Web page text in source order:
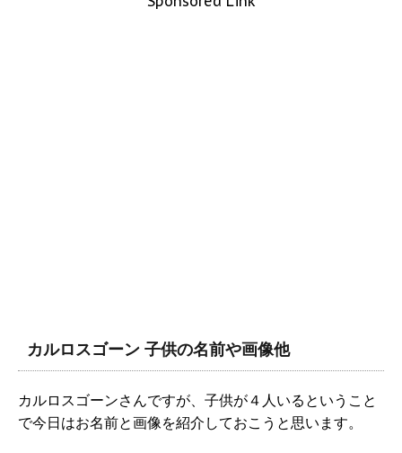
カルロスゴーン 子供の名前や画像他
カルロスゴーンさんですが、子供が４人いるということ
で今日はお名前と画像を紹介しておこうと思います。